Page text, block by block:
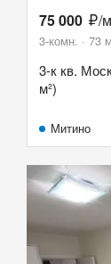
75 000 /
3-комн. 73 м
3-к кв.
м²)
Митино